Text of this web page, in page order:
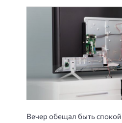
Вечер обещал быть